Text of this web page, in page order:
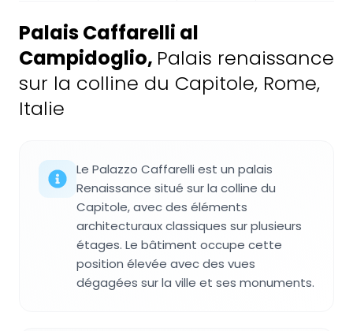
Palais Caffarelli al
Campidoglio, Palais renaissance
sur la colline du Capitole, Rome,
Italie
Le Palazzo Caffarelli est un palais
Renaissance situé sur la colline du
Capitole, avec des éléments
architecturaux classiques sur plusieurs
étages. Le bâtiment occupe cette
position élevée avec des vues
dégagées sur la ville et ses monuments.